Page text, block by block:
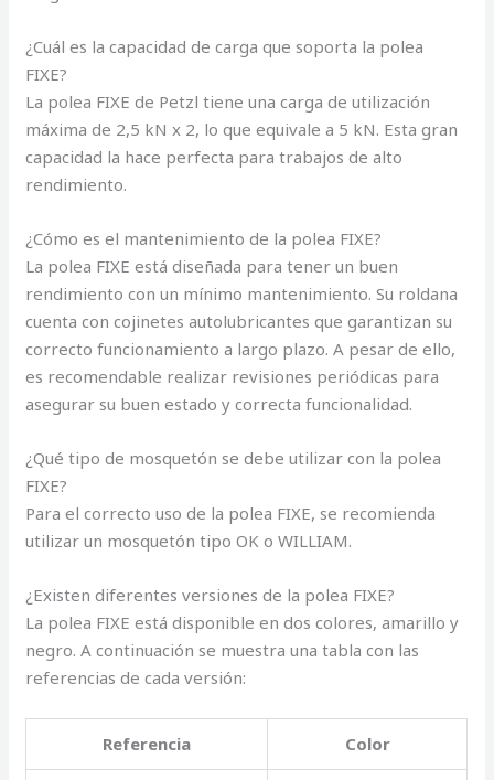
¿Cuál es la capacidad de carga que soporta la polea
FIXE?
La polea FIXE de Petzl tiene una carga de utilización
máxima de 2,5 kN x 2, lo que equivale a 5 kN. Esta gran
capacidad la hace perfecta para trabajos de alto
rendimiento.
¿Cómo es el mantenimiento de la polea FIXE?
La polea FIXE está diseñada para tener un buen
rendimiento con un mínimo mantenimiento. Su roldana
cuenta con cojinetes autolubricantes que garantizan su
correcto funcionamiento a largo plazo. A pesar de ello,
es recomendable realizar revisiones periódicas para
asegurar su buen estado y correcta funcionalidad.
¿Qué tipo de mosquetón se debe utilizar con la polea
FIXE?
Para el correcto uso de la polea FIXE, se recomienda
utilizar un mosquetón tipo OK o WILLIAM.
¿Existen diferentes versiones de la polea FIXE?
La polea FIXE está disponible en dos colores, amarillo y
negro. A continuación se muestra una tabla con las
referencias de cada versión:
Referencia Color